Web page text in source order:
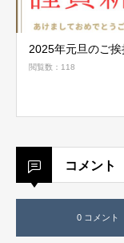
2025年元旦のご挨
閲覧数：118
コメント
0 コメント